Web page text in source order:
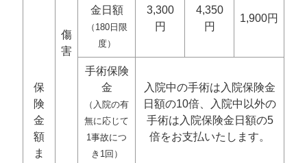
保
険
金
額
ま
傷
害
金日額
（180日限
度）
3,300
円
4,350
円
1,900円
手術保険
金
（入院の有
無に応じて
1事故につ
き1回）
入院中の手術は入院保険金
日額の10倍、入院中以外の
手術は入院保険金日額の5
倍をお支払いたします。